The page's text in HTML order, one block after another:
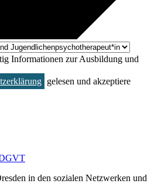
Informationen zur Ausbildung und
gelesen und akzeptiere
in den sozialen Netzwerken und